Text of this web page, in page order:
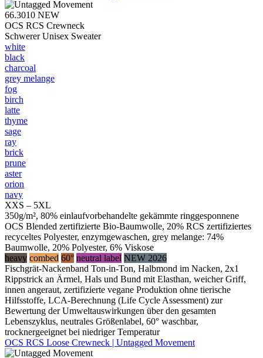
66.3010 NEW
OCS RCS Crewneck
Schwerer Unisex Sweater
white
black
charcoal
grey melange
fog
birch
latte
thyme
sage
ray
brick
prune
aster
orion
navy
XXS – 5XL
350g/m², 80% einlaufvorbehandelte gekämmte ringgesponnene
OCS Blended zertifizierte Bio-Baumwolle, 20% RCS zertifiziertes
recyceltes Polyester, enzymgewaschen, grey melange: 74%
Baumwolle, 20% Polyester, 6% Viskose
heavy combed 60° neutral label NEW 2026
Fischgrät-Nackenband Ton-in-Ton, Halbmond im Nacken, 2x1
Rippstrick an Ärmel, Hals und Bund mit Elasthan, weicher Griff,
innen angeraut, zertifizierte vegane Produktion ohne tierische
Hilfsstoffe, LCA-Berechnung (Life Cycle Assessment) zur
Bewertung der Umweltauswirkungen über den gesamten
Lebenszyklus, neutrales Größenlabel, 60° waschbar,
trocknergeeignet bei niedriger Temperatur
OCS RCS Loose Crewneck | Untagged Movement